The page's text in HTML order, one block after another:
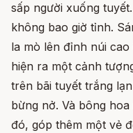
sấp người xuống
không bao giờ tỉnh.
la mò lên đỉnh núi
hiện ra một cảnh
trên bãi tuyết trắng
bừng nở. Và bông
đó, góp thêm một vẻ